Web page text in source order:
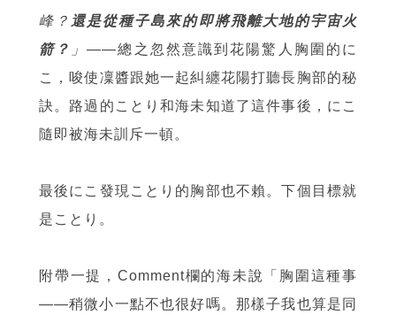
峰？ 還是從種子島來的即將飛離大地的宇宙火
箭？ 」——總之忽然意識到花陽驚人胸圍的に
こ，唆使凜醬跟她一起糾纏花陽打聽長胸部的秘
訣。路過的ことり和海未知道了這件事後，にこ
隨即被海未訓斥一頓。
最後にこ發現ことり的胸部也不賴。下個目標就
是ことり。
附帶一提，Comment欄的海未說「胸圍這種事
——稍微小一點不也很好嗎。那樣子我也算是同